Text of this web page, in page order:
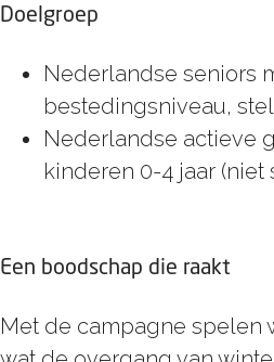
Doelgroep
Nederlandse seniors
bestedingsniveau,
Nederlandse actieve
kinderen 0-4 jaar (niet
Een boodschap die raakt
Met de campagne spelen